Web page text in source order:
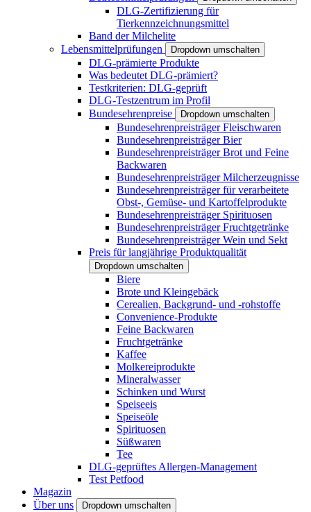
DLG-Zertifizierung für
Tierkennzeichnungsmittel
Band der Milchelite
Lebensmittelprüfungen
Dropdown umschalten
DLG-prämierte Produkte
Was bedeutet DLG-prämiert?
Testkriterien: DLG-geprüft
DLG-Testzentrum im Profil
Bundesehrenpreise
Dropdown umschalten
Bundesehrenpreisträger Fleischwaren
Bundesehrenpreisträger Bier
Bundesehrenpreisträger Brot und Feine
Backwaren
Bundesehrenpreisträger Milcherzeugnisse
Bundesehrenpreisträger für verarbeitete
Obst-, Gemüse- und Kartoffelprodukte
Bundesehrenpreisträger Spirituosen
Bundesehrenpreisträger Fruchtgetränke
Bundesehrenpreisträger Wein und Sekt
Preis für langjährige Produktqualität
Dropdown umschalten
Biere
Brote und Kleingebäck
Cerealien, Backgrund- und -rohstoffe
Convenience-Produkte
Feine Backwaren
Fruchtgetränke
Kaffee
Molkereiprodukte
Mineralwasser
Schinken und Wurst
Speiseeis
Speiseöle
Spirituosen
Süßwaren
Tee
DLG-geprüftes Allergen-Management
Test Petfood
Magazin
Über uns
Dropdown umschalten